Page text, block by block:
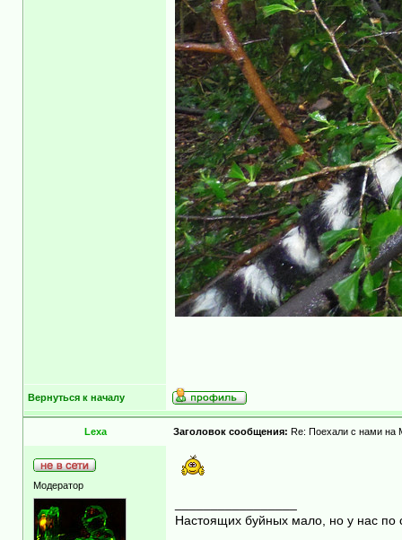
Вернуться к началу
Lexa Заголовок сообщения: Re: Поехали с нами на
Модератор
Настоящих буйных мало, но у нас по